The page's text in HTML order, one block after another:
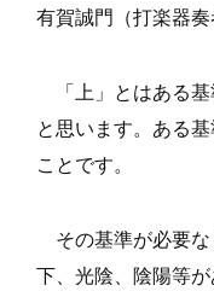
有賀誠門（打楽器奏
「上」とはある基
と思います。ある
ことです。
その基準が必要な
下、光陰、陰陽等